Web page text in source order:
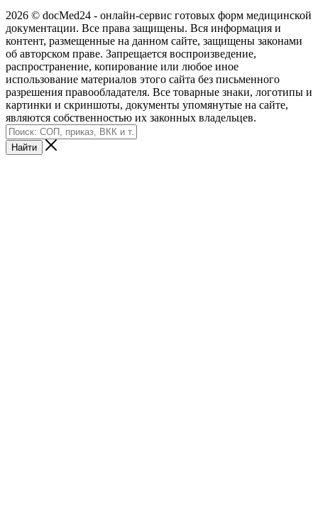
2026 © docMed24 - онлайн-сервис готовых форм медицинской
документации. Все права защищены. Вся информация и
контент, размещенные на данном сайте, защищены законами
об авторском праве. Запрещается воспроизведение,
распространение, копирование или любое иное
использование материалов этого сайта без письменного
разрешения правообладателя. Все товарные знаки, логотипы и
картинки и скриншоты, документы упомянутые на сайте,
являются собственностью их законных владельцев.
Найти